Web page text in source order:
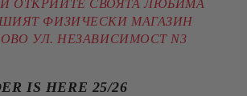
ОТКРИЙТЕ СВОЯТА ЛЮБИМА
ФИЗИЧЕСКИ МАГАЗИН
УЛ. НЕЗАВИСИМОСТ N3
IS HERE 25/26